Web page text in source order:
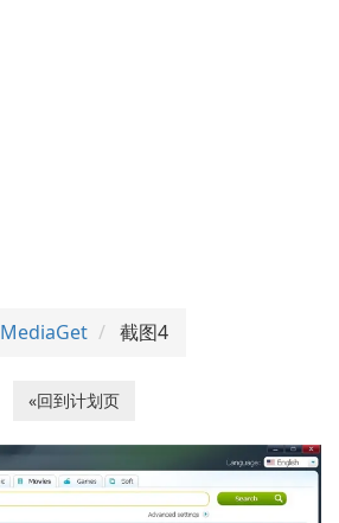
MediaGet 截图4
«回到计划页